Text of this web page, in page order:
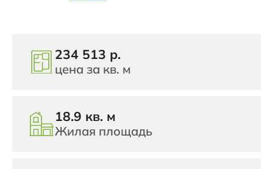
234 513 р.
цена за кв. м
18.9 кв. м
Жилая площадь